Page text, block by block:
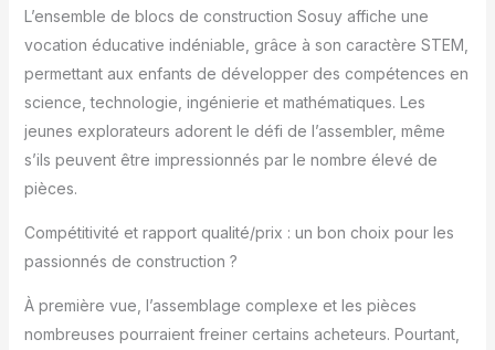
L’ensemble de blocs de construction Sosuy affiche une
vocation éducative indéniable, grâce à son caractère STEM,
permettant aux enfants de développer des compétences en
science, technologie, ingénierie et mathématiques. Les
jeunes explorateurs adorent le défi de l’assembler, même
s’ils peuvent être impressionnés par le nombre élevé de
pièces.
Compétitivité et rapport qualité/prix : un bon choix pour les
passionnés de construction ?
À première vue, l’assemblage complexe et les pièces
nombreuses pourraient freiner certains acheteurs. Pourtant,